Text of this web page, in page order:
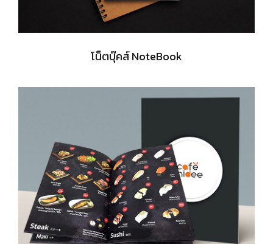
โน็ตบุ๊คส์ NoteBook